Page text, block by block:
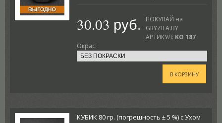
30.03 руб.
ПОКУПАЙ на
GRYZILA.BY
АРТИКУЛ: KO 187
Окрас:
В КОРЗИНУ
КУБИК 80 гр. (погрешность ± 5 %) с Ухом